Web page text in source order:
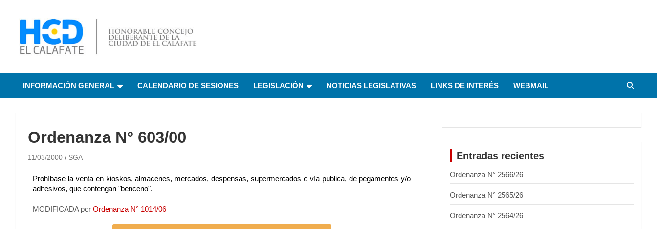
Honorable Concejo
Deliberante de El
INFORMACIÓN GENERAL CALENDARIO DE SESIONES LEGISLACIÓN NOTICIAS LEGISLATIVAS LINKS DE INTERÉS WEBMAIL
Ordenanza N° 603/00
11/03/2000 SGA
Prohíbase la venta en kioskos, almacenes, mercados, despensas, supermercados o vía pública, de pegamentos y/o
adhesivos, que contengan "benceno".
MODIFICADA por Ordenanza N° 1014/06
Entradas recientes
Ordenanza N° 2566/26
Ordenanza N° 2565/26
Ordenanza N° 2564/26